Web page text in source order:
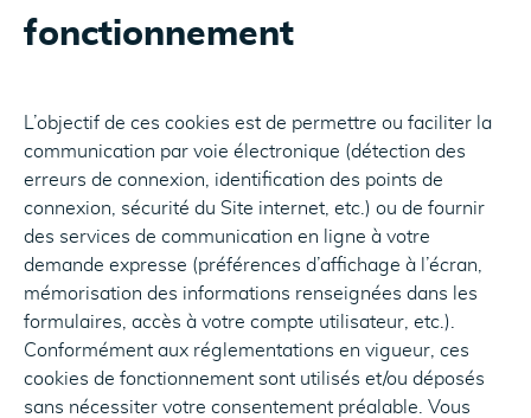
fonctionnement
L’objectif de ces cookies est de permettre ou faciliter la
communication par voie électronique (détection des
erreurs de connexion, identification des points de
connexion, sécurité du Site internet, etc.) ou de fournir
des services de communication en ligne à votre
demande expresse (préférences d’affichage à l’écran,
mémorisation des informations renseignées dans les
formulaires, accès à votre compte utilisateur, etc.).
Conformément aux réglementations en vigueur, ces
cookies de fonctionnement sont utilisés et/ou déposés
sans nécessiter votre consentement préalable. Vous